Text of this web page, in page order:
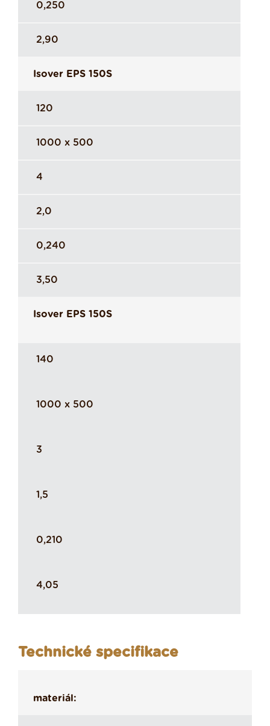
0,250
2,90
Isover EPS 150S
120
1000 x 500
4
2,0
0,240
3,50
Isover EPS 150S
140
1000 x 500
3
1,5
0,210
4,05
Technické specifikace
materiál: